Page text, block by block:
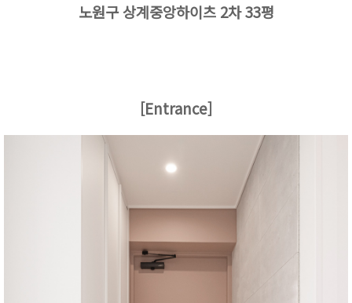
노원구 상계중앙하이츠 2차 33평
[Entrance]